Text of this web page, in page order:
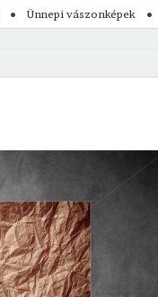
Ünnepi vászonképek